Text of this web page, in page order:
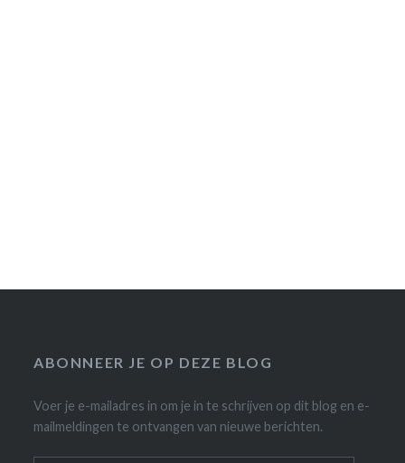
ABONNEER JE OP DEZE BLOG
Voer je e-mailadres in om je in te schrijven op dit blog en e-
mailmeldingen te ontvangen van nieuwe berichten.